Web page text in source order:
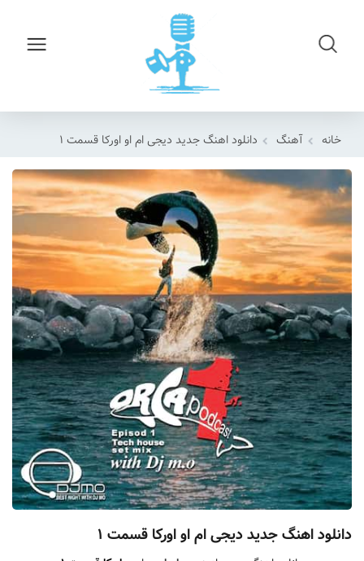
خانه آهنگ دانلود اهنگ جدید دیجی ام او اورکا قسمت ۱
دانلود اهنگ جدید دیجی ام او اورکا قسمت ۱